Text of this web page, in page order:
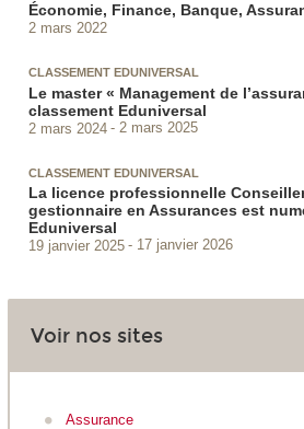
Économie, Finance, Banque,
2 mars 2022
CLASSEMENT EDUNIVERSAL
Le master « Management de
classement Eduniversal
2 mars 2024 2 mars 2025
CLASSEMENT EDUNIVERSAL
La licence professionnelle
gestionnaire en Assurances est
Eduniversal
19 janvier 2025 17 janvier 2026
Voir nos sites
Assurance